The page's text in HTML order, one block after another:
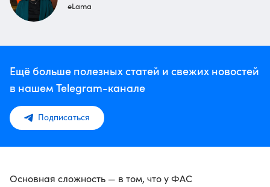
eLama
Ещё больше полезных статей и свежих новостей
в нашем Telegram-канале
Подписаться
Основная сложность — в том, что у ФАС